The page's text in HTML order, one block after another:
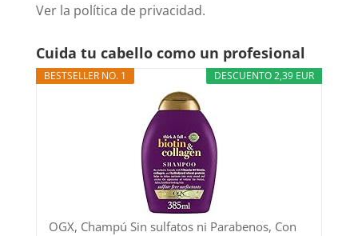
Ver la política de privacidad.
Cuida tu cabello como un profesional
DESCUENTO 2,39 EUR
BESTSELLER NO. 1
OGX, Champú Sin sulfatos ni Parabenos, Con